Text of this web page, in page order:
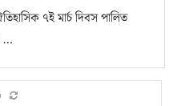
৭ই মার্চ দিবস পালিত
…